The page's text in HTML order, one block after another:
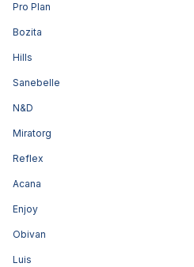
Pro Plan
Bozita
Hills
Sanebelle
N&D
Miratorg
Reflex
Acana
Enjoy
Obivan
Luis